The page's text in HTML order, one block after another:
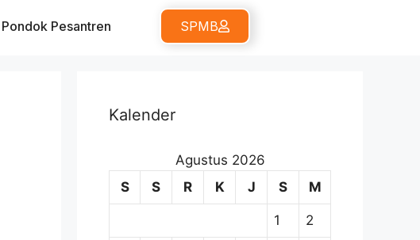
Pondok Pesantren SPMB
Kalender
Agustus 2026
S
S R K J S M
1 2